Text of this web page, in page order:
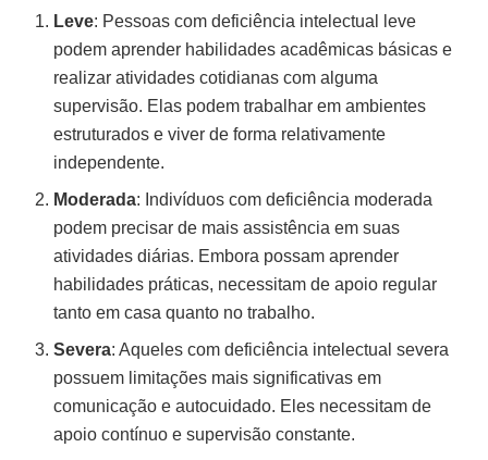
Leve: Pessoas com deficiência intelectual leve
podem aprender habilidades acadêmicas básicas e
realizar atividades cotidianas com alguma
supervisão. Elas podem trabalhar em ambientes
estruturados e viver de forma relativamente
independente.
Moderada: Indivíduos com deficiência moderada
podem precisar de mais assistência em suas
atividades diárias. Embora possam aprender
habilidades práticas, necessitam de apoio regular
tanto em casa quanto no trabalho.
Severa: Aqueles com deficiência intelectual severa
possuem limitações mais significativas em
comunicação e autocuidado. Eles necessitam de
apoio contínuo e supervisão constante.